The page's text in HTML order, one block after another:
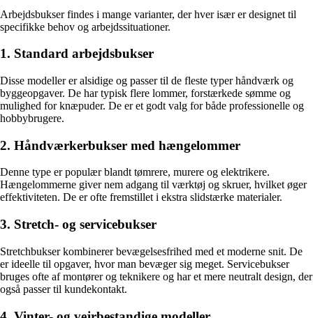
Arbejdsbukser findes i mange varianter, der hver især er designet til
specifikke behov og arbejdssituationer.
1. Standard arbejdsbukser
Disse modeller er alsidige og passer til de fleste typer håndværk og
byggeopgaver. De har typisk flere lommer, forstærkede sømme og
mulighed for knæpuder. De er et godt valg for både professionelle og
hobbybrugere.
2. Håndværkerbukser med hængelommer
Denne type er populær blandt tømrere, murere og elektrikere.
Hængelommerne giver nem adgang til værktøj og skruer, hvilket øger
effektiviteten. De er ofte fremstillet i ekstra slidstærke materialer.
3. Stretch- og servicebukser
Stretchbukser kombinerer bevægelsesfrihed med et moderne snit. De
er ideelle til opgaver, hvor man bevæger sig meget. Servicebukser
bruges ofte af montører og teknikere og har et mere neutralt design, der
også passer til kundekontakt.